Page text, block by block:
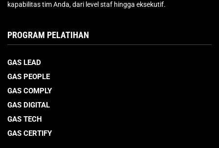
kapabilitas tim Anda, dari level staf hingga eksekutif.
PROGRAM PELATIHAN
GAS LEAD
GAS PEOPLE
GAS COMPLY
GAS DIGITAL
GAS TECH
GAS CERTIFY